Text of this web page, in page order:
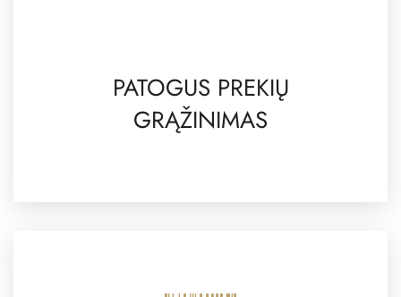
PATOGUS PREKIŲ
GRĄŽINIMAS